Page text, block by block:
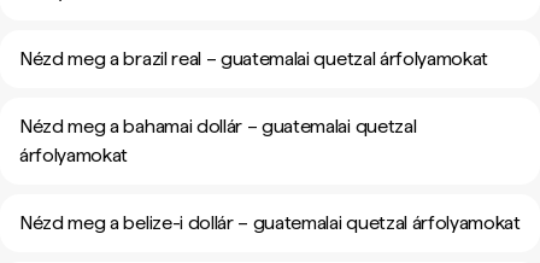
Nézd meg a brazil real – guatemalai quetzal árfolyamokat
Nézd meg a bahamai dollár – guatemalai quetzal
árfolyamokat
Nézd meg a belize-i dollár – guatemalai quetzal árfolyamokat